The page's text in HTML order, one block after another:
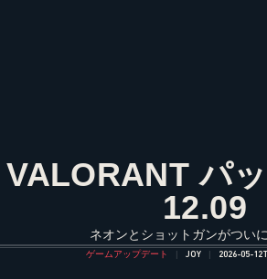
VALORANT パ
12.09
ネオンとショットガンがつい
ゲームアップデート JOY 2026-05-